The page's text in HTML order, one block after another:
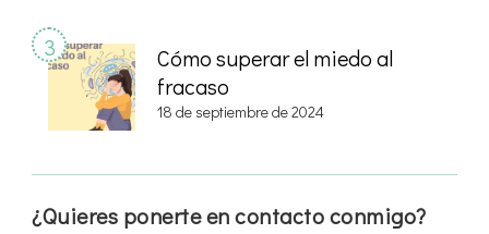
Cómo superar el miedo al
fracaso
18 de septiembre de 2024
¿Quieres ponerte en contacto conmigo?